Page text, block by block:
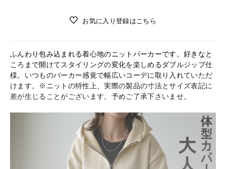
お気に入り登録はこちら
ふんわり包み込まれる着心地のニットパーカーです。好きなと
ころまで開けてスタイリングの変化を楽しめるダブルジップ仕
様。いつものパーカー感覚で幅広いコーデに取り入れていただ
けます。※ニットの特性上、実際の製品の寸法とサイズ表記に
差が生じることがございます。予めご了承下さいませ。